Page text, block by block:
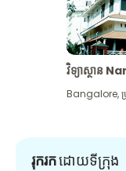
វិទ្យាស្ថាន
Bangalore,
រុករកដោយទីក្រុង